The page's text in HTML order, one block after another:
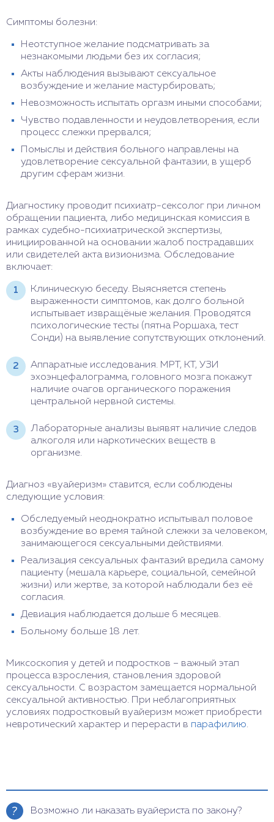
Симптомы болезни:
Неотступное желание подсматривать за
незнакомыми людьми без их согласия;
Акты наблюдения вызывают сексуальное
возбуждение и желание мастурбировать;
Невозможность испытать оргазм иными способами;
Чувство подавленности и неудовлетворения, если
процесс слежки прервался;
Помыслы и действия больного направлены на
удовлетворение сексуальной фантазии, в ущерб
другим сферам жизни.
Диагностику проводит психиатр-сексолог при личном
обращении пациента, либо медицинская комиссия в
рамках судебно-психиатрической экспертизы,
инициированной на основании жалоб пострадавших
или свидетелей акта визионизма. Обследование
включает:
Клиническую беседу. Выясняется степень
выраженности симптомов, как долго больной
испытывает извращёные желания. Проводятся
психологические тесты (пятна Роршаха, тест
Сонди) на выявление сопутствующих отклонений.
Аппаратные исследования. МРТ, КТ, УЗИ
эхоэнцефалограмма, головного мозга покажут
наличие очагов органического поражения
центральной нервной системы.
Лабораторные анализы выявят наличие следов
алкоголя или наркотических веществ в
организме.
Диагноз «вуайеризм» ставится, если соблюдены
следующие условия:
Обследуемый неоднократно испытывал половое
возбуждение во время тайной слежки за человеком,
занимающегося сексуальными действиями.
Реализация сексуальных фантазий вредила самому
пациенту (мешала карьере, социальной, семейной
жизни) или жертве, за которой наблюдали без её
согласия.
Девиация наблюдается дольше 6 месяцев.
Больному больше 18 лет.
Миксоскопия у детей и подростков – важный этап
процесса взросления, становления здоровой
сексуальности. С возрастом замещается нормальной
сексуальной активностью. При неблагоприятных
условиях подростковый вуайеризм может приобрести
невротический характер и перерасти в парафилию.
Возможно ли наказать вуайериста по закону?